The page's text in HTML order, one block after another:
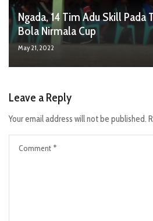
Ngada, 14 Tim Adu Skill Pada
Bola Nirmala Cup
May 21, 2022
Leave a Reply
Your email address will not be published.